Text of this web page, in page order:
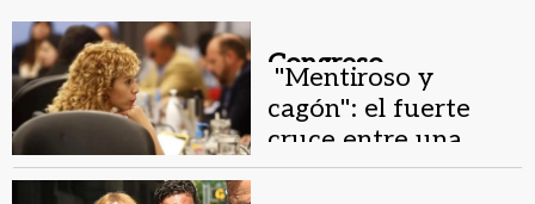
Congreso.
"Mentiroso y
cagón": el fuerte
cruce entre una
diputada libertaria y